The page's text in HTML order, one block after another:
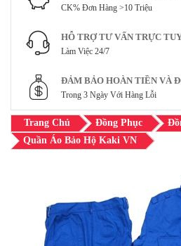
CK% Đơn Hàng >10 Triệu
HỖ TRỢ TƯ VẤN TRỰC
Làm Việc 24/7
ĐẢM BẢO HOÀN TIỀN VÀ
Trong 3 Ngày Với Hàng Lỗi
Trang Chủ Đồng Phục
Quần Áo Bảo Hộ Kaki VN